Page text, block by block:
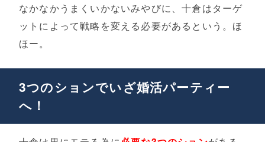
なかなかうまくいかないみやびに、十倉はターゲ
ットによって戦略を変える必要があるという。ほ
ほー。
3つのションでいざ婚活パーティー
へ！